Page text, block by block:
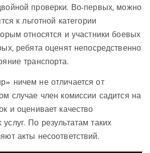
проверки. Во-первых, можно
к льготной категории
относятся и участники боевых
ребята оценят непосредственно
транспорта.
ничем не отличается от
случае член комиссии садится на
и оценивает качество
По результатам таких
акты несоответствий.